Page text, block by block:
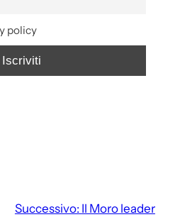
policy
Successivo: Il Moro leader